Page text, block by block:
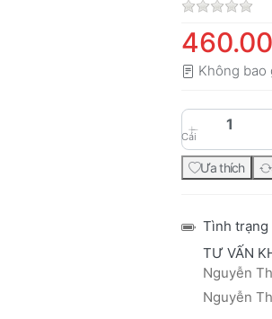
Không bao
Cái
Ưa thích
Tình trạng
TƯ VẤN
Nguyễn
Nguyễn